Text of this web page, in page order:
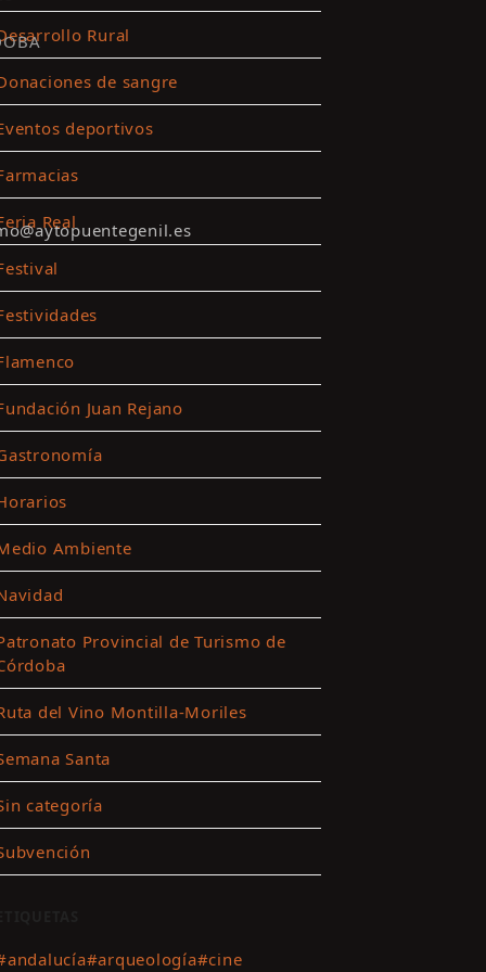
Rural
de sangre
deportivos
Real
Juan Rejano
Ambiente
Provincial de Turismo de
del Vino Montilla-Moriles
Santa
categoría
#arqueología#cine